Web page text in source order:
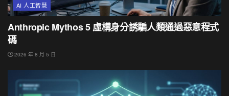
AI 人工智慧
Anthropic Mythos 5 虛構身分誘騙人類通過惡意程式
碼
2026 年 8 月 5 日